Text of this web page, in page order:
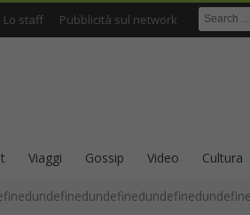
Lo staff Pubblicità sul network
Viaggi Gossip Video Cultura